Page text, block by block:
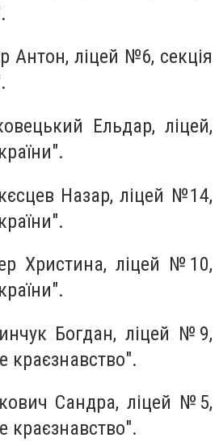
Антон, ліцей №6, секція
Ельдар, ліцей,
Назар, ліцей №14,
Христина, ліцей №10,
Богдан, ліцей №9,
краєзнавство".
Сандра, ліцей №5,
краєзнавство".